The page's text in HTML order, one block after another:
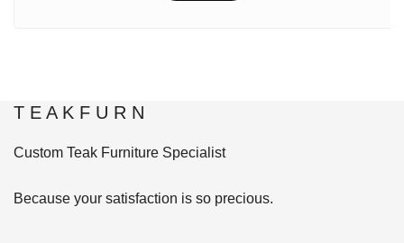
T E A K F U R N
Custom Teak Furniture Specialist
Because your satisfaction is so precious.